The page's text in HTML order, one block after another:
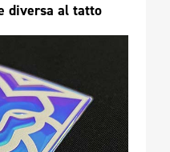
diversa al tatto